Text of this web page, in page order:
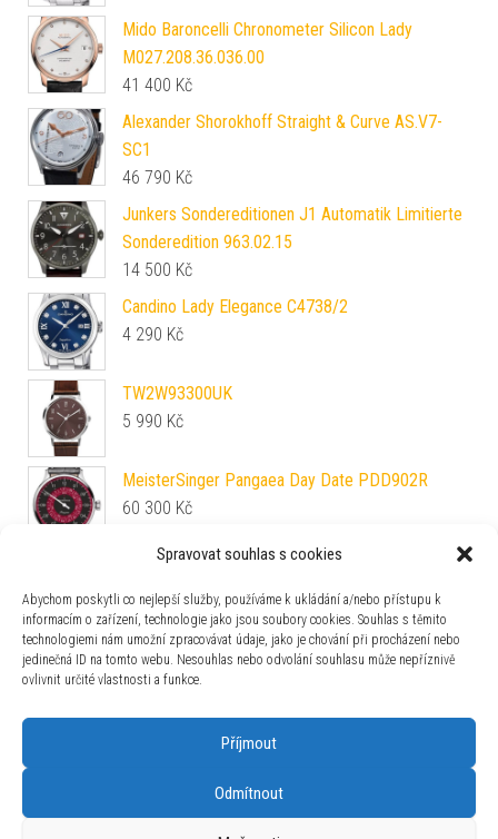
Spravovat souhlas s cookies
Abychom poskytli co nejlepší služby, používáme k ukládání a/nebo přístupu k
informacím o zařízení, technologie jako jsou soubory cookies. Souhlas s těmito
technologiemi nám umožní zpracovávat údaje, jako je chování při procházení nebo
jedinečná ID na tomto webu. Nesouhlas nebo odvolání souhlasu může nepříznivě
ovlivnit určité vlastnosti a funkce.
Příjmout
Odmítnout
Mido Baroncelli Chronometer Silicon Lady
M027.208.36.036.00
41 400 Kč
Alexander Shorokhoff Straight & Curve AS.V7-
SC1
46 790 Kč
Junkers Sondereditionen J1 Automatik Limitierte
Sonderedition 963.02.15
14 500 Kč
Candino Lady Elegance C4738/2
4 290 Kč
TW2W93300UK
5 990 Kč
MeisterSinger Pangaea Day Date PDD902R
60 300 Kč
Luminox XS.3581.SIS
13 690Kč
Mido Commander Gradient M021.407.11.411.00
29 200Kč